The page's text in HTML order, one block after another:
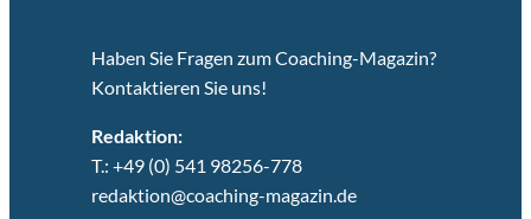
Haben Sie Fragen zum Coaching-Magazin?
Kontaktieren Sie uns!
Redaktion:
T.: +49 (0) 541 98256-778
redaktion@coaching-magazin.de